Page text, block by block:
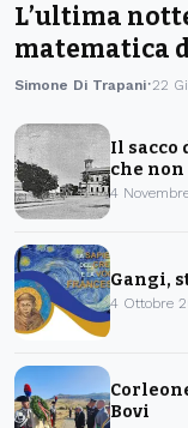
L’ultima
matematica
Simone Di Trapani 22
Il sacco
che
4
Gangi,
4 Ottobre
Bovi